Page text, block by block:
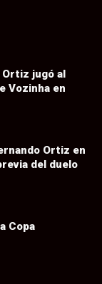
Ortiz jugó al
Vozinha en
Ortiz en
del duelo
Copa